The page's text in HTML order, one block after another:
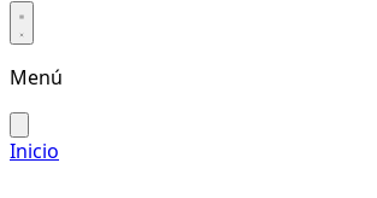
Menú
Inicio